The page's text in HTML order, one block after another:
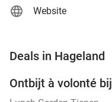
Website
Deals in Hageland
NEW
Ontbijt à volonté